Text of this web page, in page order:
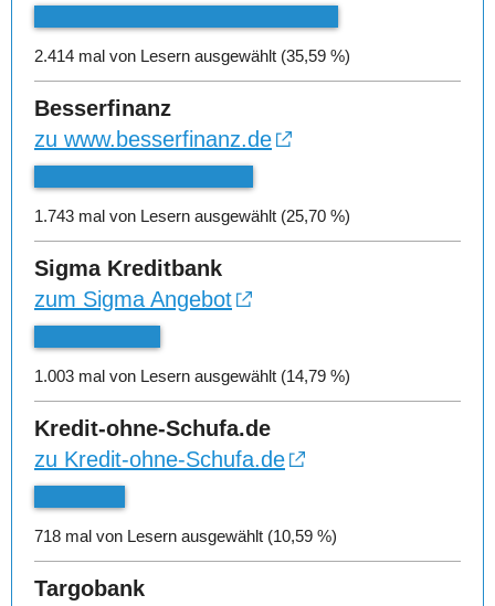
2.414 mal von Lesern ausgewählt (35,59 %)
Besserfinanz
zu www.besserfinanz.de
1.743 mal von Lesern ausgewählt (25,70 %)
Sigma Kreditbank
zum Sigma Angebot
1.003 mal von Lesern ausgewählt (14,79 %)
Kredit-ohne-Schufa.de
zu Kredit-ohne-Schufa.de
718 mal von Lesern ausgewählt (10,59 %)
Targobank